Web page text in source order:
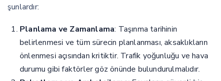
şunlardır:
Planlama ve Zamanlama: Taşınma tarihinin
belirlenmesi ve tüm sürecin planlanması, aksaklıkların
önlenmesi açısından kritiktir. Trafik yoğunluğu ve hava
durumu gibi faktörler göz önünde bulundurulmalıdır.